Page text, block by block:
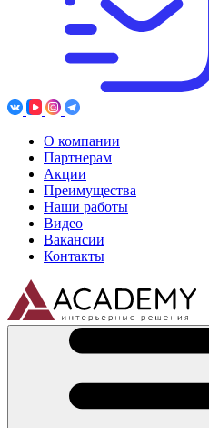
О компании
Партнерам
Акции
Преимущества
Наши работы
Видео
Вакансии
Контакты